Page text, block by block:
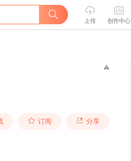
上传 创作中心
订阅 分享